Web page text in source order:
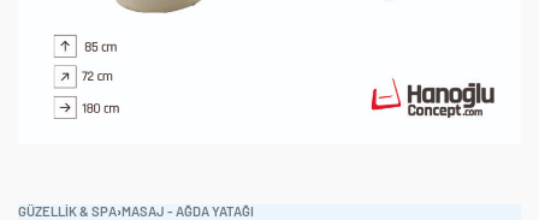
GÜZELLIK & SPA›MASAJ - AĞDA YATAĞI